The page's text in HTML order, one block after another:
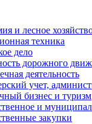
и лесное
техника
дело
дорожного
деятельность
учет,
бизнес и туризм
и
закупки